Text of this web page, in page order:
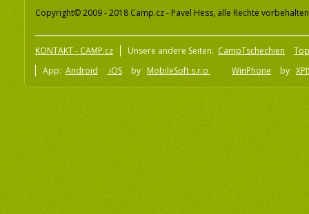
Copyright© 2009 - 2018 Camp.cz - Pavel Hess, alle Rechte vorbehalten
KONTAKT - CAMP.cz Unsere andere Seiten: CampTschechien
App: Android iOS by MobileSoft s.r.o WinPhone by